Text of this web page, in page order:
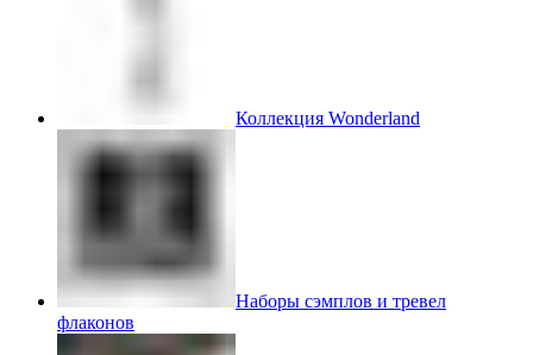
Коллекция Wonderland
Наборы сэмплов и тревел
флаконов